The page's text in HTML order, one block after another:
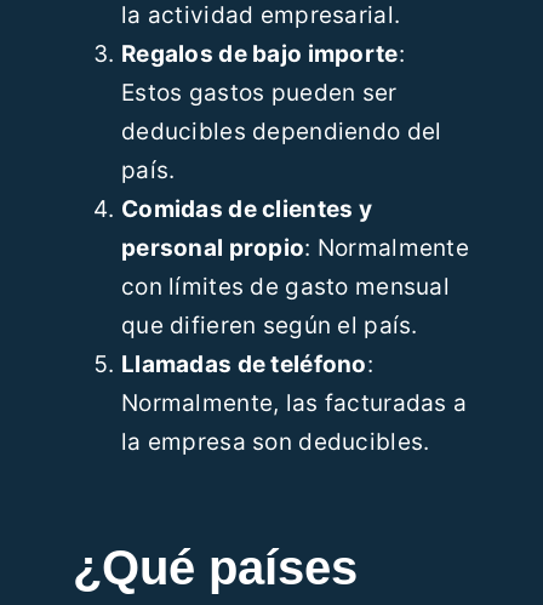
la actividad empresarial.
Regalos de bajo importe:
Estos gastos pueden ser
deducibles dependiendo del
país.
Comidas de clientes y
personal propio: Normalmente
con límites de gasto mensual
que difieren según el país.
Llamadas de teléfono:
Normalmente, las facturadas a
la empresa son deducibles.
¿Qué países